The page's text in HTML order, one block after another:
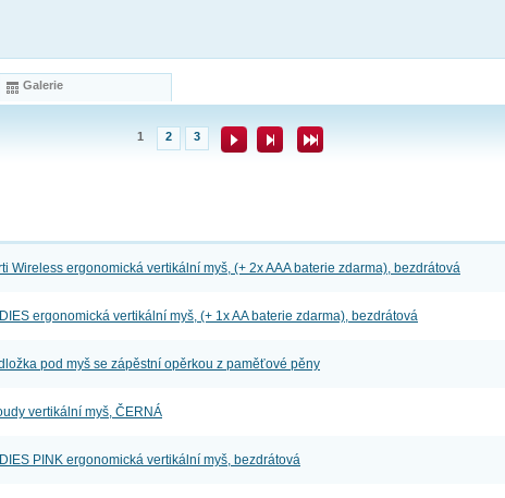
Galerie
1 2 3
Wireless ergonomická vertikální myš, (+ 2x AAA baterie zdarma), bezdrátová
ergonomická vertikální myš, (+ 1x AA baterie zdarma), bezdrátová
pod myš se zápěstní opěrkou z paměťové pěny
vertikální myš, ČERNÁ
PINK ergonomická vertikální myš, bezdrátová